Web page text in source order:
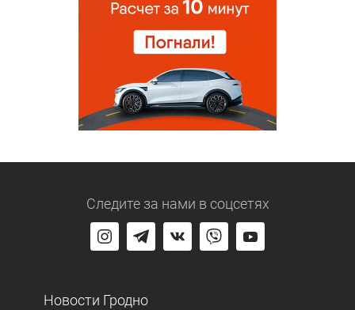
Следите за нами в соцсетях
Новости Гродно